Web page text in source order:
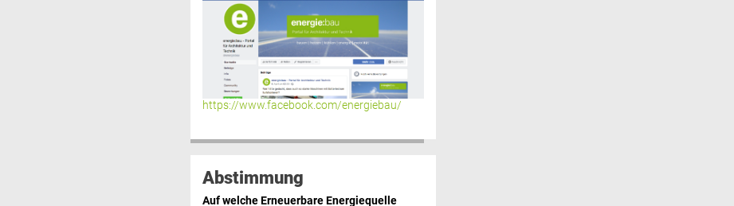
https://www.facebook.com/energiebau/
Abstimmung
Auf welche Erneuerbare Energiequelle